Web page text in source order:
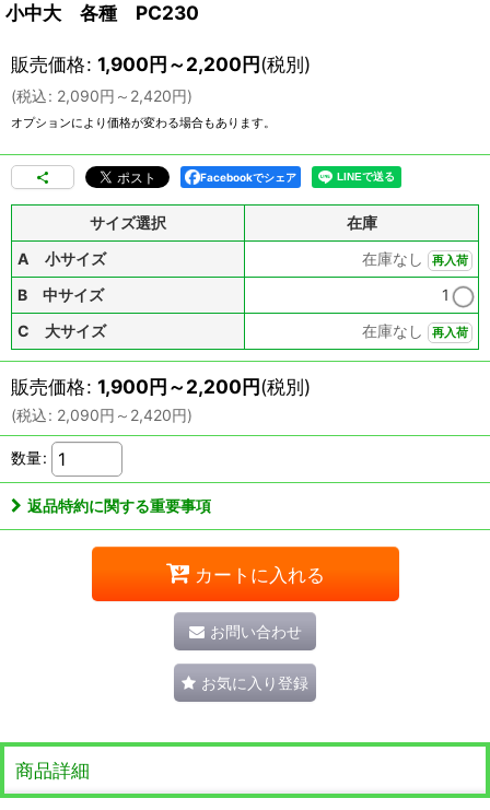
小中大 各種 PC230
販売価格: 1,900円～2,200円(税別)
(税込: 2,090円 ～2,420円)
オプションにより価格が変わる場合もあります。
Facebookでシェア
サイズ選択
在庫
A 小サイズ
在庫なし 再入荷
B 中サイズ
1
C 大サイズ
在庫なし 再入荷
販売価格: 1,900円～2,200円(税別)
(税込: 2,090円 ～2,420円)
数量:
返品特約に関する重要事項
カートに入れる
お問い合わせ
お気に入り登録
商品詳細